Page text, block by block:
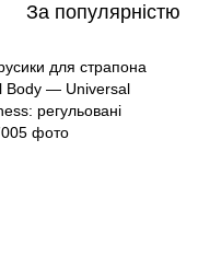
За популярністю